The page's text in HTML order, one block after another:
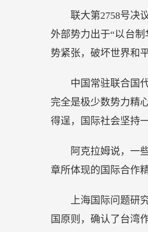
联大第2758号决议
外部势力出于“以台
势紧张，破坏世界和
中国常驻联合国代
完全是极少数势力精
得逞，国际社会坚持
阿克拉姆说，一些
章所体现的国际合作
上海国际问题研究
国原则，确认了台湾